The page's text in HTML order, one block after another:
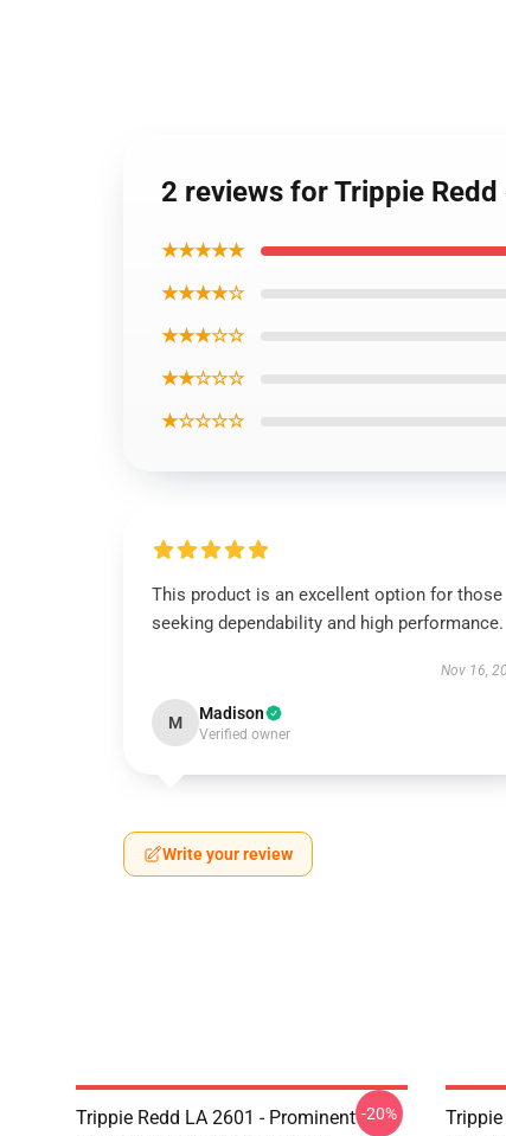
2 reviews for Trippie Redd
★★★★★
★★★★☆
★★★☆☆
★★☆☆☆
★☆☆☆☆
This product is an excellent option for those
seeking dependability and high performance.
Nov 16,
M Madison
Verified owner
Write your review
Trippie Redd LA 2601 - Prominent -20%
Trippie